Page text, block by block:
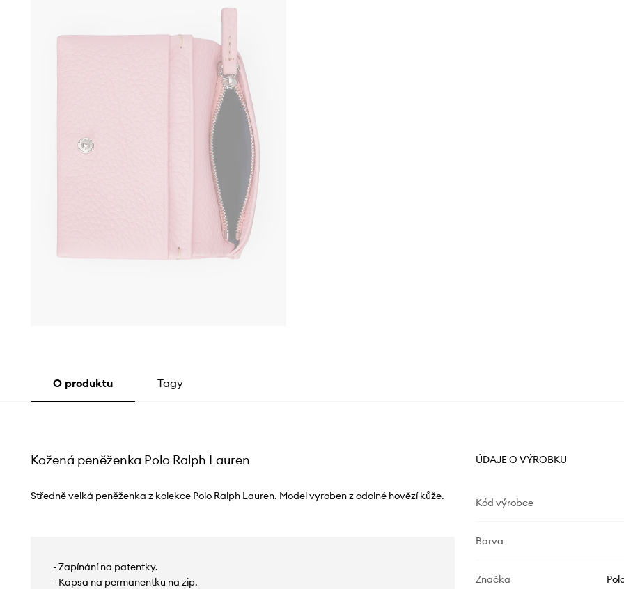
O produktu Tagy
Kožená peněženka Polo Ralph Lauren
Středně velká peněženka z kolekce Polo Ralph Lauren. Model vyroben z odolné hovězí kůže.
- Zapínání na patentky.
- Kapsa na permanentku na zip.
ÚDAJE O VÝROBKU
Kód výrobce
Barva
Značka